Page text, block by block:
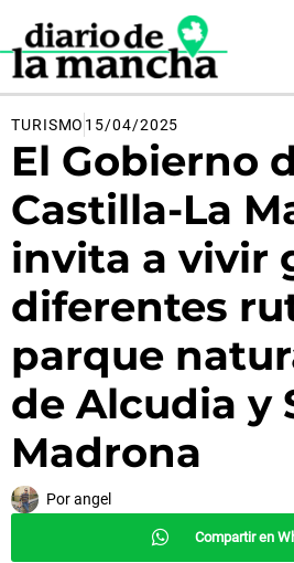
contenido
TURISMO 15/04/2025
El Gobierno
Castilla-La
invita a vivir
diferentes
parque
de Alcudia y
Madrona
Porangel
Compartir en